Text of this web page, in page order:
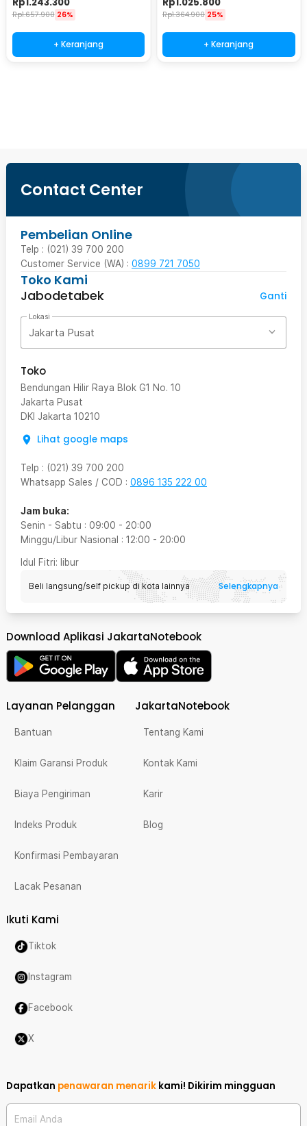
Rp1.657.900 26%
+ Keranjang
Rp1.364.900 25%
+ Keranjang
Contact Center
Pembelian Online
Telp : (021) 39 700 200
Customer Service (WA) : 0899 721 7050
Toko Kami
Jabodetabek
Ganti
Lokasi
Jakarta Pusat
Toko
Bendungan Hilir Raya Blok G1 No. 10
Jakarta Pusat
DKI Jakarta 10210
Lihat google maps
Telp : (021) 39 700 200
Whatsapp Sales / COD : 0896 135 222 00
Jam buka:
Senin - Sabtu : 09:00 - 20:00
Minggu/Libur Nasional : 12:00 - 20:00
Idul Fitri: libur
Beli langsung/self pickup di kota lainnya Selengkapnya
Download Aplikasi JakartaNotebook
Layanan Pelanggan
Bantuan
Klaim Garansi Produk
Biaya Pengiriman
Indeks Produk
Konfirmasi Pembayaran
Lacak Pesanan
JakartaNotebook
Tentang Kami
Kontak Kami
Karir
Blog
Ikuti Kami
Tiktok
Instagram
Facebook
X
Dapatkan penawaran menarik kami! Dikirim mingguan
Email Anda